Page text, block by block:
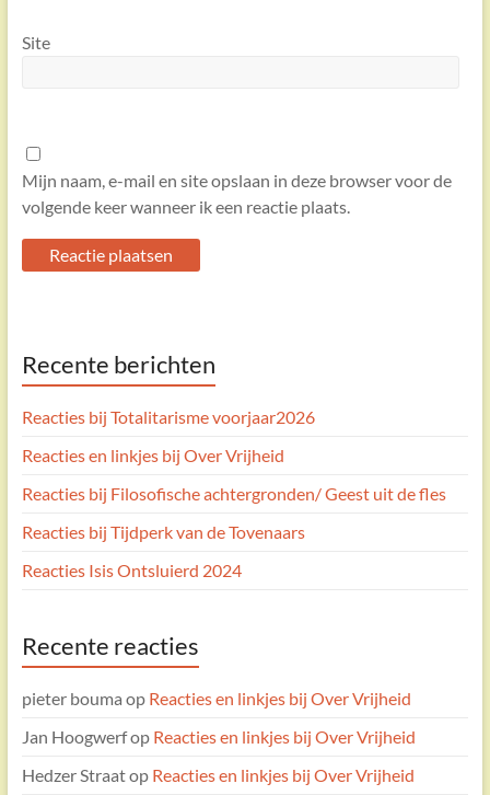
Site
Mijn naam, e-mail en site opslaan in deze browser voor de
volgende keer wanneer ik een reactie plaats.
l
t
e
n
a
v
Recente berichten
Reacties bij Totalitarisme voorjaar2026
Reacties en linkjes bij Over Vrijheid
Reacties bij Filosofische achtergronden/ Geest uit de fles
Reacties bij Tijdperk van de Tovenaars
Reacties Isis Ontsluierd 2024
Recente reacties
pieter bouma op Reacties en linkjes bij Over Vrijheid
Jan Hoogwerfop Reacties en linkjes bij Over Vrijheid
Hedzer Straatop Reacties en linkjes bij Over Vrijheid